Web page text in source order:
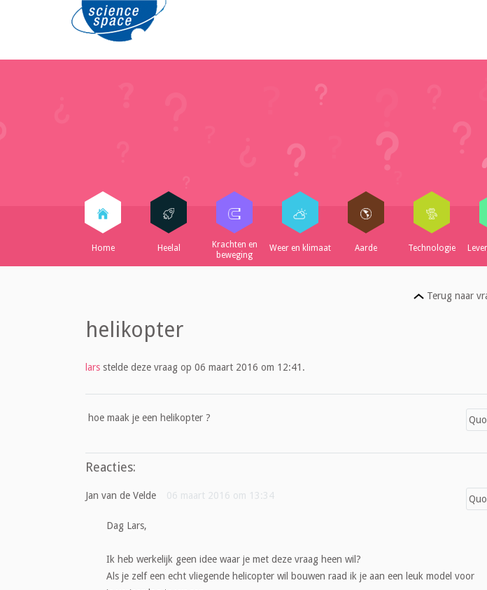
Home Heelal
Krachten en
beweging
Weer en klimaat Aarde Technologie
Terug naar
helikopter
lars stelde deze vraag op 06 maart 2016 om 12:41.
hoe maak je een helikopter ?
Reacties:
Jan van de Velde 06 maart 2016 om 13:34
Dag Lars,
Ik heb werkelijk geen idee waar je met deze vraag heen wil?
Als je zelf een echt vliegende helicopter wil bouwen raad ik je aan een leuk model voor